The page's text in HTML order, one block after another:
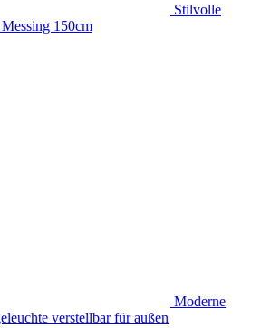
Stilvolle
150cm
Moderne
verstellbar für außen